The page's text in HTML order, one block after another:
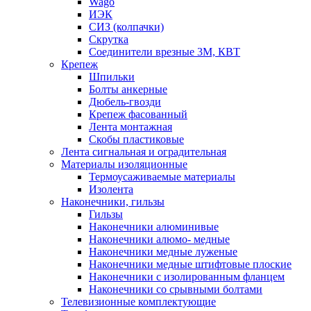
ИЭК
СИЗ (колпачки)
Скрутка
Соединители врезные 3M, КВТ
Крепеж
Шпильки
Болты анкерные
Дюбель-гвозди
Крепеж фасованный
Лента монтажная
Скобы пластиковые
Лента сигнальная и оградительная
Материалы изоляционные
Термоусаживаемые матeриалы
Изолента
Наконечники, гильзы
Гильзы
Наконечники алюминивые
Наконечники алюмо- медные
Наконечники медные луженые
Наконечники медные штифтовые плоские
Наконечники с изолированным фланцем
Наконечники со срывными болтами
Телевизионные комплектующие